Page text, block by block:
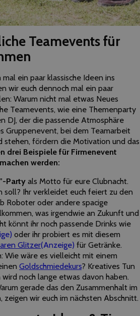
Teamevents für
ein paar klassische Ideen ins
wir euch dennoch mal ein paar
Warum nicht mal etwas Neues
Teamevents, wie eine Themenparty
DJ, der die passende Atmosphäre
Gruppenevent, bei dem Teamarbeit
stehen, fördern die Motivation und das
drei Beispiele für Firmenevent
werden:
Party als Motto für eure Clubnacht.
soll? Ihr verkleidet euch feiert zu den
Roboter oder andere spacige
was irgendwie an Zukunft und
könnt ihr noch passende Drinks wie
oder ihr probiert es mit diesem
Glitzer(Anzeige) für Getränke.
Wie wäre es vielleicht mit einem
Goldschmiedekurs? Kreatives Tun
noch lange etwas davon haben.
gerade das den Zusammenhalt im
zeigen wir euch im nächsten Abschnitt.